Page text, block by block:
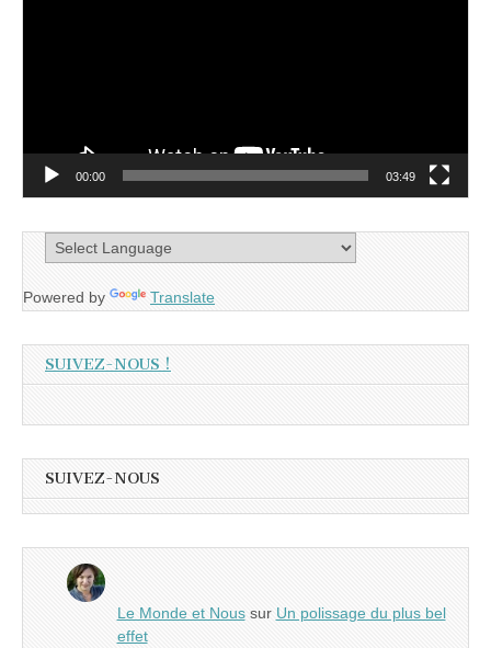
00:00 03:49
Powered by Translate
SUIVEZ-NOUS !
SUIVEZ-NOUS
Le Monde et Noussur Un polissage du plus bel
effet